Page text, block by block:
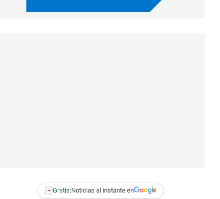
+ Gratis:Noticias al instante en